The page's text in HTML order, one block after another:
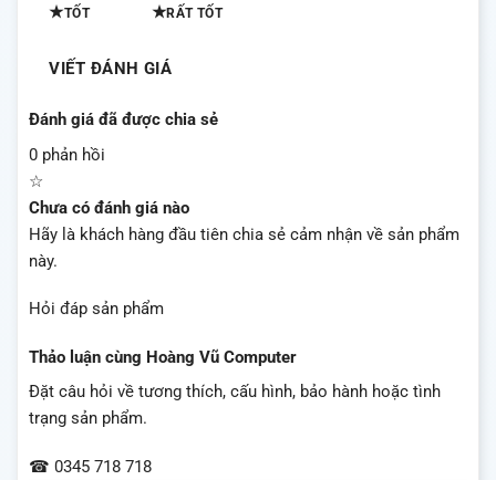
★TỐT ★RẤT TỐT
VIẾT ĐÁNH GIÁ
Đánh giá đã được chia sẻ
0 phản hồi
☆
Chưa có đánh giá nào
Hãy là khách hàng đầu tiên chia sẻ cảm nhận về sản phẩm
này.
Hỏi đáp sản phẩm
Thảo luận cùng Hoàng Vũ Computer
Đặt câu hỏi về tương thích, cấu hình, bảo hành hoặc tình
trạng sản phẩm.
☎ 0345 718 718